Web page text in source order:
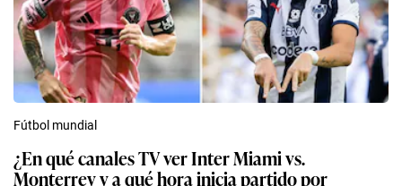
Fútbol mundial
¿En qué canales TV ver Inter Miami vs.
Monterrey y a qué hora inicia partido por